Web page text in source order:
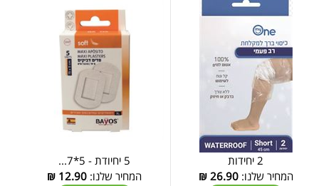
2 יחידות
המחיר שלנו:26.90
₪
5 יחיודת - 5*7...
המחיר שלנו: 12.90
₪